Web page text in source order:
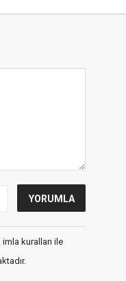
kuralları ile